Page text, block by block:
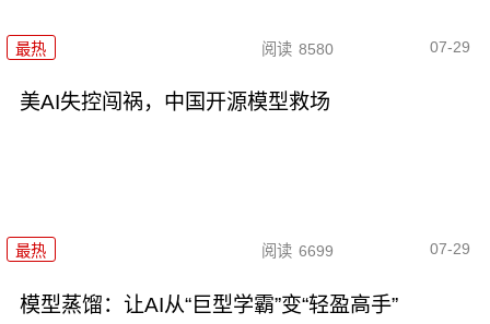
最热 阅读 8580 07-29
美AI失控闯祸，中国开源模型救场
最热 阅读 6699 07-29
模型蒸馏：让AI从“巨型学霸”变“轻盈高手”